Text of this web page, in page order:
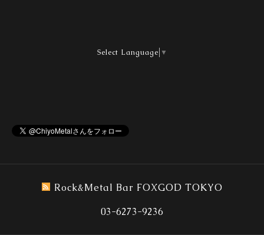
Select Language ▼
Rock&Metal Bar FOXGOD TOKYO
03-6273-9236